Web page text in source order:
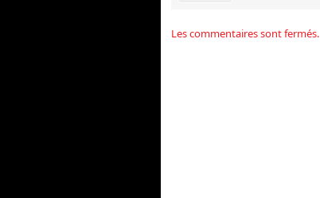
Les commentaires sont fermés.